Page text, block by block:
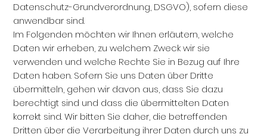
Datenschutz-Grundverordnung, DSGVO), sofern diese
anwendbar sind.
Im Folgenden möchten wir Ihnen erläutern, welche
Daten wir erheben, zu welchem Zweck wir sie
verwenden und welche Rechte Sie in Bezug auf Ihre
Daten haben. Sofern Sie uns Daten über Dritte
übermitteln, gehen wir davon aus, dass Sie dazu
berechtigt sind und dass die übermittelten Daten
korrekt sind. Wir bitten Sie daher, die betreffenden
Dritten über die Verarbeitung ihrer Daten durch uns zu